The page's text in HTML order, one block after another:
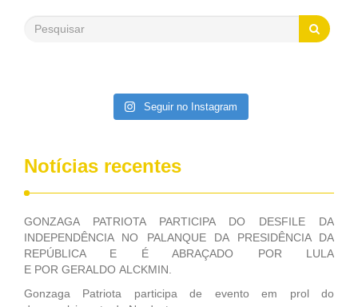
tem o hábito de doar roupas e cestas de alimentos, também
acima da média global de 9%. Fonte: Estado de Minas Blog
Seguir no Instagram
Notícias recentes
GONZAGA PATRIOTA PARTICIPA DO DESFILE DA
INDEPENDÊNCIA NO PALANQUE DA PRESIDÊNCIA DA
REPÚBLICA E É ABRAÇADO POR LULA
E POR GERALDO ALCKMIN.
Gonzaga Patriota participa de evento em prol do